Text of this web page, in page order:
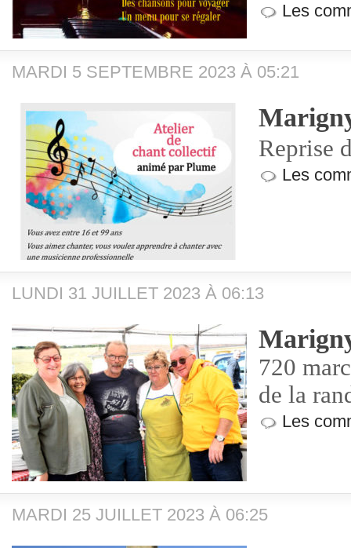
Les
MARDI 5 SEPTEMBRE 2023 À 05:21
Reprise
Les
LUNDI 31 JUILLET 2023 À 06:13
720
de la
Les
MARDI 25 JUILLET 2023 À 06:25